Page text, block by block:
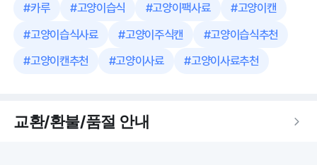
#카루 #고양이습식 #고양이팩사료 #고양이캔
#고양이습식사료 #고양이주식캔 #고양이습식추천
#고양이캔추천 #고양이사료 #고양이사료추천
교환/환불/품절 안내